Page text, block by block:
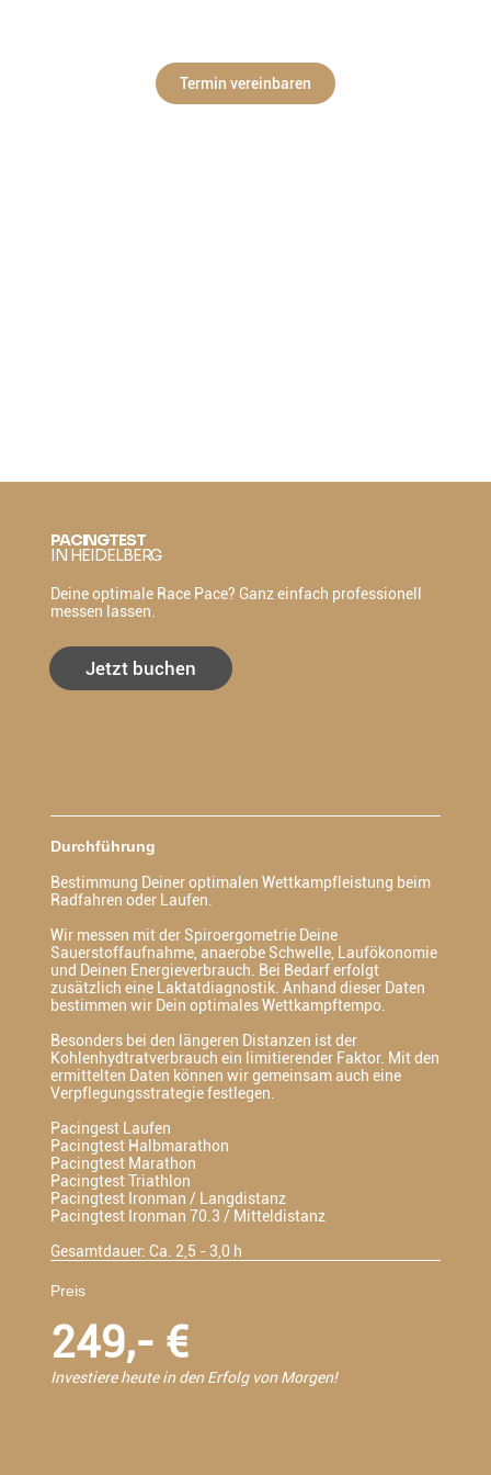
Termin vereinbaren
PACINGTEST
IN HEIDELBERG
Deine optimale Race Pace? Ganz einfach professionell
messen lassen.
Jetzt buchen
Durchführung
Bestimmung Deiner optimalen Wettkampfleistung beim
Radfahren oder Laufen.
Wir messen mit der Spiroergometrie Deine
Sauerstoffaufnahme, anaerobe Schwelle, Laufökonomie
und Deinen Energieverbrauch. Bei Bedarf erfolgt
zusätzlich eine Laktatdiagnostik. Anhand dieser Daten
bestimmen wir Dein optimales Wettkampftempo.
Besonders bei den längeren Distanzen ist der
Kohlenhydtratverbrauch ein limitierender Faktor. Mit den
ermittelten Daten können wir gemeinsam auch eine
Verpflegungsstrategie festlegen.
Pacingest Laufen
Pacingtest Halbmarathon
Pacingtest Marathon
Pacingtest Triathlon
Pacingtest Ironman / Langdistanz
Pacingtest Ironman 70.3 / Mitteldistanz
Gesamtdauer: Ca. 2,5 - 3,0 h
Preis
249,- €
Investiere heute in den Erfolg von Morgen!